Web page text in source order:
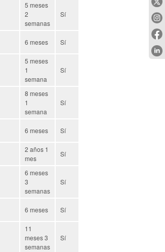
5 meses
2
semanas
Sí
6 meses Sí
5 meses
1
semana
Sí
8 meses
1
semana
Sí
6 meses Sí
2 años 1
mes
Sí
6 meses
3
semanas
Sí
6 meses Sí
11
meses 3
semanas
Sí